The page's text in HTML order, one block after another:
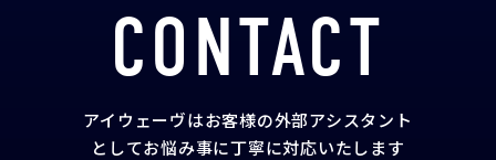
CONTACT
アイウェーヴはお客様の外部アシスタント
としてお悩み事に丁寧に対応いたします